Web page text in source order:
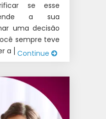
se esse
a sua
uma decisão
sempre teve
a […]Continue